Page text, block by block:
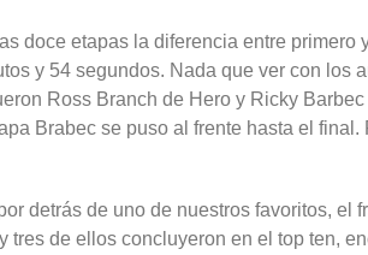
doce etapas la diferencia entre primero
y 54 segundos. Nada que ver con los
Ross Branch de Hero y Ricky
Brabec se puso al frente hasta el
detrás de uno de nuestros favoritos, el
de ellos concluyeron en el top ten,